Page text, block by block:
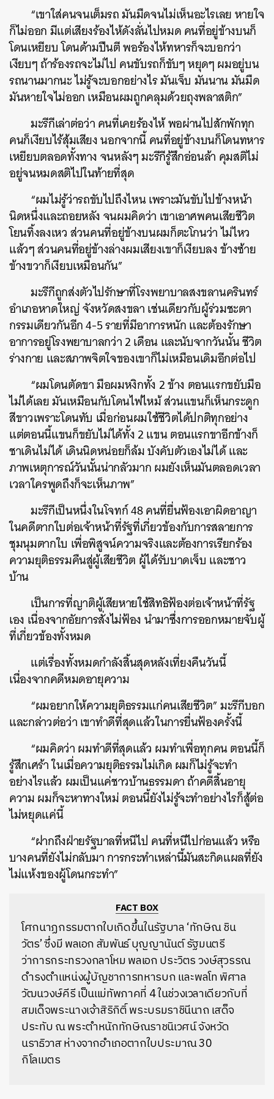
“เขาใส่คนจนเต็มรถ มันมืดจนไม่เห็นอะไรเลย หายใจ
ก็ไม่ออก มีแต่เสียงร้องไห้ดังลั่นไปหมด คนที่อยู่ข้างบนก็
โดนเหยียบ โดนด้ามปืนตี พอร้องไห้ทหารก็จะบอกว่า
เงียบๆ ถ้าร้องรถจะไม่ไป คนขับรถก็ขับๆ หยุดๆ ผมอยู่บน
รถนานมากนะ ไม่รู้จะบอกอย่างไร มันเจ็บ มันนาน มันมืด
มันหายใจไม่ออก เหมือนผมถูกคลุมด้วยถุงพลาสติก”
มะรีกีเล่าต่อว่า คนที่เคยร้องไห้ พอผ่านไปสักพักทุก
คนก็เงียบไร้สุ้มเสียง นอกจากนี้ คนที่อยู่ข้างบนก็โดนทหาร
เหยียบตลอดทั้งทาง จนหลังๆ มะรีกีรู้สึกอ่อนล้า คุมสติไม่
อยู่จนหมดสติไปในท้ายที่สุด
“ผมไม่รู้ว่ารถขับไปถึงไหน เพราะมันขับไปข้างหน้า
นิดหนึ่งและถอยหลัง จนผมคิดว่า เขาเอาศพคนเสียชีวิต
โยนทิ้งลงเหว ส่วนคนที่อยู่ข้างบนผมก็ตะโกนว่า ไม่ไหว
แล้วๆ ส่วนคนที่อยู่ข้างล่างผมเสียงเขาก็เงียบลง ข้างซ้าย
ข้างขวาก็เงียบเหมือนกัน”
มะรีกีถูกส่งตัวไปรักษาที่โรงพยาบาลสงขลานครินทร์
อำเภอหาดใหญ่ จังหวัดสงขลา เช่นเดียวกับผู้ร่วมชะตา
กรรมเดียวกันอีก 4-5 รายที่มีอาการหนัก และต้องรักษา
อาการอยู่โรงพยาบาลกว่า 2 เดือน และนับจากวันนั้น ชีวิต
ร่างกาย และสภาพจิตใจของเขาก็ไม่เหมือนเดิมอีกต่อไป
“ผมโดนตัดขา มือผมหงิกทั้ง 2 ข้าง ตอนแรกขยับมือ
ไม่ได้เลย มันเหมือนกับโดนไฟไหม้ ส่วนแขนก็เห็นกระดูก
สีขาวเพราะโดนทับ เมื่อก่อนผมใช้ชีวิตได้ปกติทุกอย่าง
แต่ตอนนี้แขนก็ขยับไม่ได้ทั้ง 2 แขน ตอนแรกขาอีกข้างก็
ชาเดินไม่ได้ เดินนิดหน่อยก็ล้ม บังคับตัวเองไม่ได้ และ
ภาพเหตุการณ์วันนั้นน่ากลัวมาก ผมยังเห็นมันตลอดเวลา
เวลาใครพูดถึงก็จะเห็นภาพ”
มะรีกีเป็นหนึ่งในโจทก์ 48 คนที่ยื่นฟ้องเอาผิดอาญา
ในคดีตากใบต่อเจ้าหน้าที่รัฐที่เกี่ยวข้องกับการสลายการ
ชุมนุมตากใบ เพื่อพิสูจน์ความจริงและต้องการเรียกร้อง
ความยุติธรรมคืนสู่ผู้เสียชีวิต ผู้ได้รับบาดเจ็บ และชาว
บ้าน
เป็นการที่ญาติผู้เสียหายใช้สิทธิฟ้องต่อเจ้าหน้าที่รัฐ
เอง เนื่องจากอัยการสั่งไม่ฟ้อง นำมาซึ่งการออกหมายจับผู้
ที่เกี่ยวข้องทั้งหมด
แต่เรื่องทั้งหมดกำลังสิ้นสุดหลังเที่ยงคืนวันนี้
เนื่องจากคดีหมดอายุความ
“ผมอยากให้ความยุติธรรมแก่คนเสียชีวิต” มะรีกีบอก
และกล่าวต่อว่า เขาทำดีที่สุดแล้วในการยื่นฟ้องครั้งนี้
“ผมคิดว่า ผมทำดีที่สุดแล้ว ผมทำเพื่อทุกคน ตอนนี้ก็
รู้สึกเศร้า ในเมื่อความยุติธรรมไม่เกิด ผมก็ไม่รู้จะทำ
อย่างไรแล้ว ผมเป็นแค่ชาวบ้านธรรมดา ถ้าคดีสิ้นอายุ
ความ ผมก็จะหาทางใหม่ ตอนนี้ยังไม่รู้จะทำอย่างไรก็สู้ต่อ
ไม่หยุดแค่นี้
“ฝากถึงฝ่ายรัฐบาลที่หนีไป คนที่หนีไปก่อนแล้ว หรือ
บางคนที่ยังไม่กลับมา การกระทำเหล่านี้มันสะกิดแผลที่ยัง
ไม่แห้งของผู้โดนกระทำ”
FACT BOX
โศกนาฏกรรมตากใบเกิดขึ้นในรัฐบาล ‘ทักษิณ ชิน
วัตร’ ซึ่งมี พลเอก สัมพันธ์ บุญญานันต์ รัฐมนตรี
ว่าการกระทรวงกลาโหม พลเอก ประวิตร วงษ์สุวรรณ
ดำรงตำแหน่งผู้บัญชาการทหารบก และพลโท พิศาล
วัฒนวงษ์คีรี เป็นแม่ทัพภาคที่ 4 ในช่วงเวลาเดียวกับที่
สมเด็จพระนางเจ้าสิริกิติ์ พระบรมราชินีนาถ เสด็จ
ประทับ ณ พระตำหนักทักษิณราชนิเวศน์ จังหวัด
นราธิวาส ห่างจากอำเภอตากใบประมาณ 30
กิโลเมตร
ค้นหา
SHARE TWEET LINE EMAIL